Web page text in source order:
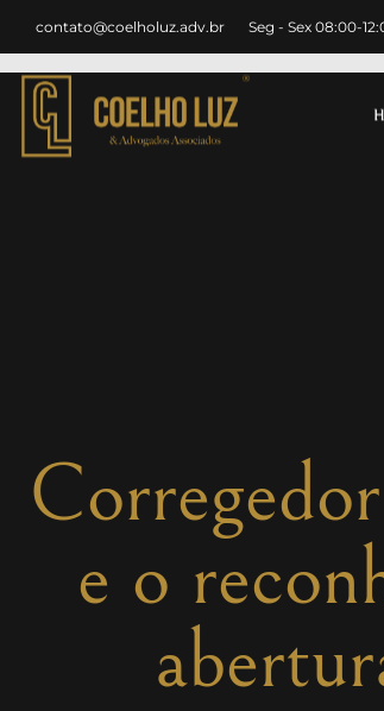
contato@coelholuz.adv.br Seg - Sex 08:00-
e o